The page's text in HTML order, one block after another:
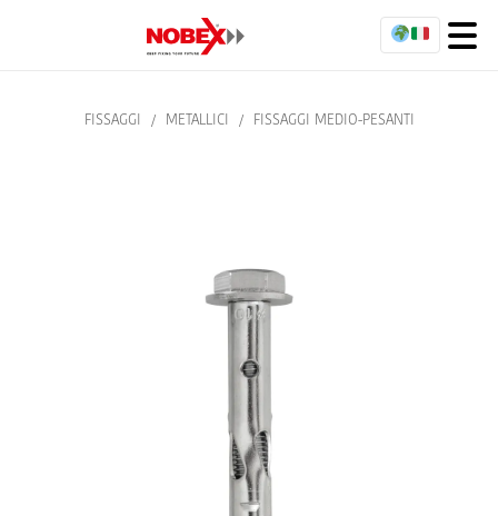
FISSAGGI / METALLICI / FISSAGGI MEDIO-PESANTI